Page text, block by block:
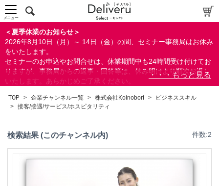
営業/マーケティング
ビジネススキル
ビジネスマナー/基本スキル
コミュニケーションスキル
リーダーシップ
自己啓発
接客/接遇/サービス/ホスピタリティ
その他
検定/資格
リベラル/アーツ(教養)
検索
＜夏季休業のお知らせ＞
2026年8月10日（月）～ 14日（金）の間、セミナー事務局はお休み
をいたします。
セミナーのお申込やお問合せは、休業期間中も24時間受け付けてお
りますが、事務局からの返事・回答等は、休み明けより順次お返し
いたします。あらかじめご了承ください。
ができます。
メニュー
TOP > 企業チャンネル一覧 > 株式会社Koinobori >
ビジネススキル
> 接客/接遇/サービス/ホスピタリティ
検索結果 (このチャンネル内) 件数:2